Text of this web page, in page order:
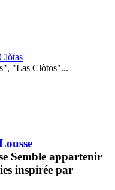
"Las Clòtos"...
Semble appartenir
inspirée par